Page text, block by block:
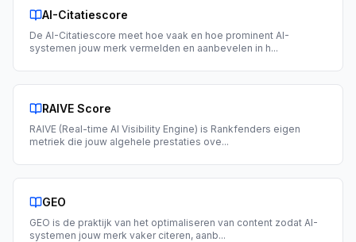
AI-Citatiescore
De AI-Citatiescore meet hoe vaak en hoe prominent AI-
systemen jouw merk vermelden en aanbevelen in h...
RAIVE Score
RAIVE (Real-time AI Visibility Engine) is Rankfenders eigen
metriek die jouw algehele prestaties ove...
GEO
GEO is de praktijk van het optimaliseren van content zodat AI-
systemen jouw merk vaker citeren, aanb...